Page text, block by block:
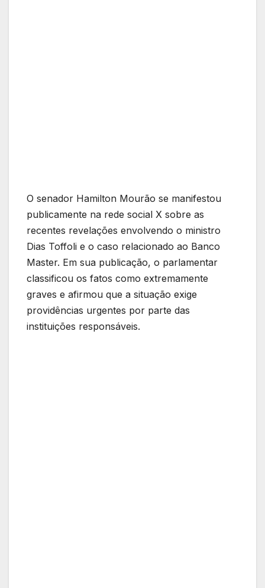
O senador Hamilton Mourão se manifestou
publicamente na rede social X sobre as
recentes revelações envolvendo o ministro
Dias Toffoli e o caso relacionado ao Banco
Master. Em sua publicação, o parlamentar
classificou os fatos como extremamente
graves e afirmou que a situação exige
providências urgentes por parte das
instituições responsáveis.